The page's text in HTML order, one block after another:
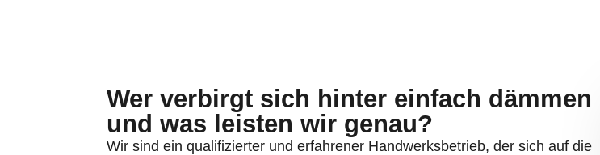
Wer verbirgt sich hinter einfach dämmen
und was leisten wir genau?
Wir sind ein qualifizierter und erfahrener Handwerksbetrieb, der sich auf die